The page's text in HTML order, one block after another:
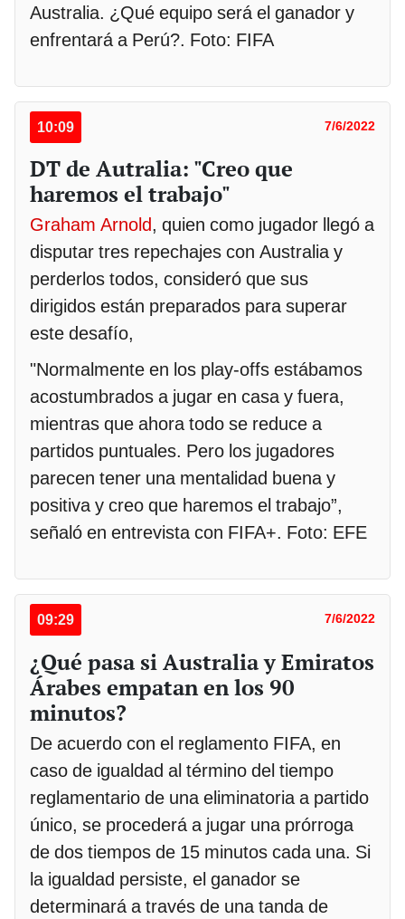
Australia. ¿Qué equipo será el ganador y
enfrentará a Perú?. Foto: FIFA
10:09 7/6/2022
DT de Autralia: "Creo que
haremos el trabajo"
Graham Arnold, quien como jugador llegó a
disputar tres repechajes con Australia y
perderlos todos, consideró que sus
dirigidos están preparados para superar
este desafío,
"Normalmente en los play-offs estábamos
acostumbrados a jugar en casa y fuera,
mientras que ahora todo se reduce a
partidos puntuales. Pero los jugadores
parecen tener una mentalidad buena y
positiva y creo que haremos el trabajo”,
señaló en entrevista con FIFA+. Foto: EFE
09:29 7/6/2022
¿Qué pasa si Australia y Emiratos
Árabes empatan en los 90
minutos?
De acuerdo con el reglamento FIFA, en
caso de igualdad al término del tiempo
reglamentario de una eliminatoria a partido
único, se procederá a jugar una prórroga
de dos tiempos de 15 minutos cada una. Si
la igualdad persiste, el ganador se
determinará a través de una tanda de